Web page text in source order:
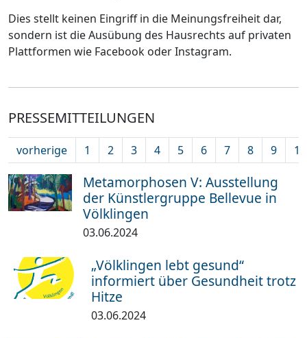
Dies stellt keinen Eingriff in die Meinungsfreiheit dar,
sondern ist die Ausübung des Hausrechts auf privaten
Plattformen wie Facebook oder Instagram.
PRESSEMITTEILUNGEN
vorherige 1 2 3 4 5 6 7 8 9 10
Metamorphosen V: Ausstellung
der Künstlergruppe Bellevue in
Völklingen
03.06.2024
„Völklingen lebt gesund“
informiert über Gesundheit trotz
Hitze
03.06.2024